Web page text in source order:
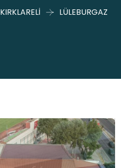
KIRKLARELİ LÜLEBURGAZ